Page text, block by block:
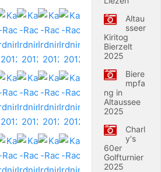
Altau
sseer
Kiritog
Bierzelt
2025
Biere
mpfa
ng in
Altaussee
2025
Charl
y's
60er
Golfturnier
2025